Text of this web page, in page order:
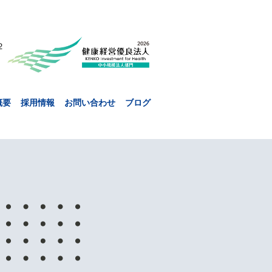
要 採用情報 お問い合わせ ブログ